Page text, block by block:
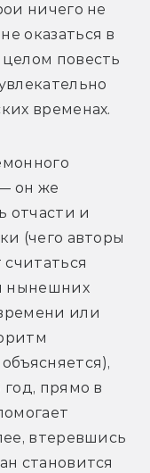
ничего не
оказаться в
повесть
временах.
он же
отчасти и
(чего авторы
нынешних
или
год, прямо в
втеревшись
становится